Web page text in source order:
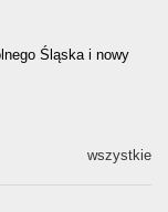
Śląska i nowy
wszystkie